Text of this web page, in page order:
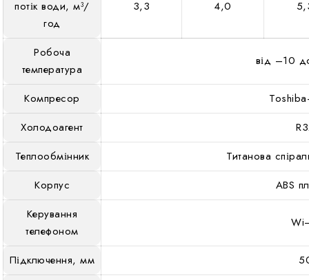
потік води, м³/
год
3,3 4,0
Робоча
температура
від –10
Компресор
Холодоагент
Теплообмінник
Титанова
Корпус
ABS
Керування
телефоном
Підключення, мм